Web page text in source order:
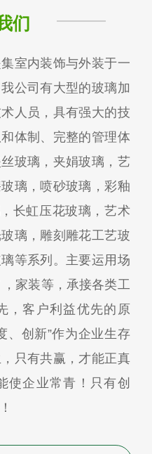
们
室内装饰与外装于一
公司有大型的玻璃加
人员，具有强大的技
体制、完整的管理体
玻璃，夹娟玻璃，艺
璃，喷砂玻璃，彩釉
长虹压花玻璃，艺术
璃，雕刻雕花工艺玻
等系列。主要运用场
家装等，承接各类工
，客户利益优先的原
、创新”作为企业生存
只有共赢，才能正真
使企业常青！只有创